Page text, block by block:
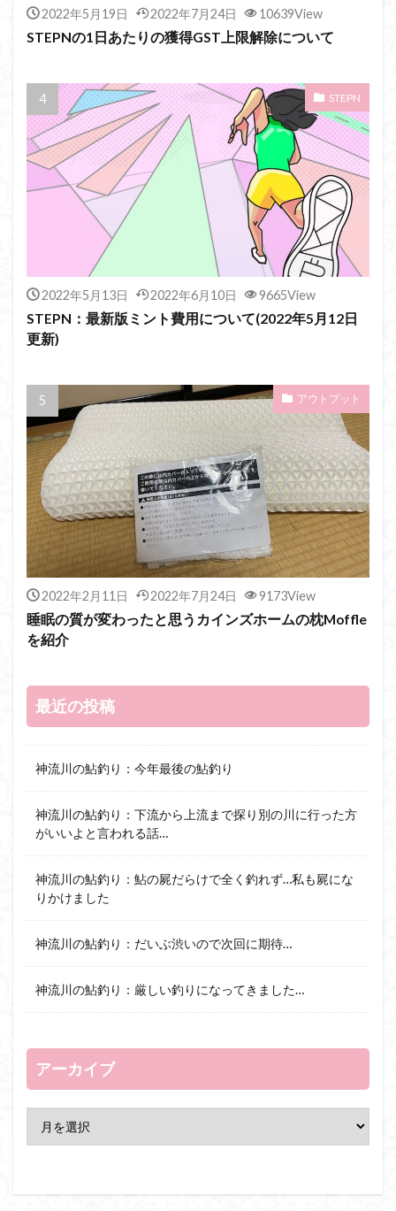
2022年5月19日 2022年7月24日 10639View
STEPNの1日あたりの獲得GST上限解除について
STEPN
2022年5月13日 2022年6月10日 9665View
STEPN：最新版ミント費用について(2022年5月12日
更新)
アウトプット
2022年2月11日 2022年7月24日 9173View
睡眠の質が変わったと思うカインズホームの枕Moffle
を紹介
最近の投稿
神流川の鮎釣り：今年最後の鮎釣り
神流川の鮎釣り：下流から上流まで探り別の川に行った方
がいいよと言われる話…
神流川の鮎釣り：鮎の屍だらけで全く釣れず…私も屍にな
りかけました
神流川の鮎釣り：だいぶ渋いので次回に期待…
神流川の鮎釣り：厳しい釣りになってきました…
アーカイブ